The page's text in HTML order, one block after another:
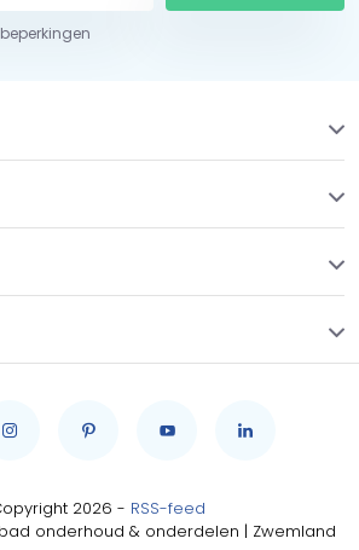
2026 - RSS-feed
onderhoud & onderdelen | Zwemland